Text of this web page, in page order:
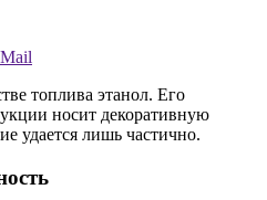
топлива этанол. Его
носит декоративную
удается лишь частично.